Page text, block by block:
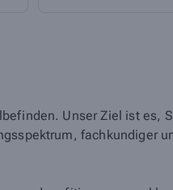
Unser Ziel ist es,
fachkundiger